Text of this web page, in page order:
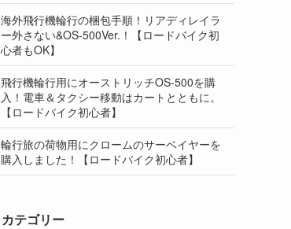
海外飛行機輪行の梱包手順！リアディレイラ
ー外さない&OS-500Ver.！【ロードバイク初
心者もOK】
飛行機輪行用にオーストリッチOS-500を購
入！電車＆タクシー移動はカートとともに。
【ロードバイク初心者】
輪行旅の荷物用にクロームのサーベイヤーを
購入しました！【ロードバイク初心者】
カテゴリー